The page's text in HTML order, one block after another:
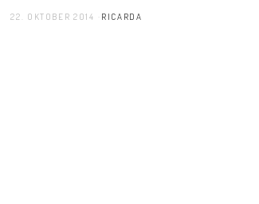
22. OKTOBER 2014 RICARDA